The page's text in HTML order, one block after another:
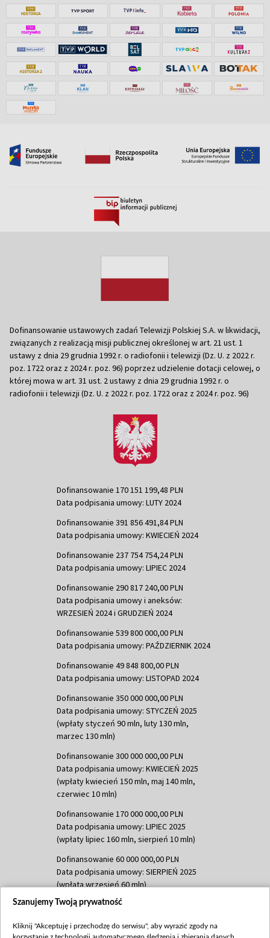
Dofinansowanie ustawowych zadań Telewizji Polskiej S.A. w likwidacji,
związanych z realizacją misji publicznej określonej w art. 21 ust. 1
ustawy z dnia 29 grudnia 1992 r. o radiofonii i telewizji (Dz. U. z 2022 r.
poz. 1722 oraz z 2024 r. poz. 96) poprzez udzielenie dotacji celowej, o
której mowa w art. 31 ust. 2 ustawy z dnia 29 grudnia 1992 r. o
radiofonii i telewizji (Dz. U. z 2022 r. poz. 1722 oraz z 2024 r. poz. 96)
Dofinansowanie 170 151 199,48 PLN
Data podpisania umowy: LUTY 2024
Dofinansowanie 391 856 491,84 PLN
Data podpisania umowy: KWIECIEŃ 2024
Dofinansowanie 237 754 754,24 PLN
Data podpisania umowy: LIPIEC 2024
Dofinansowanie 290 817 240,00 PLN
Data podpisania umowy i aneksów:
WRZESIEŃ 2024 i GRUDZIEŃ 2024
Dofinansowanie 539 800 000,00 PLN
Data podpisania umowy: PAŹDZIERNIK 2024
Dofinansowanie 49 848 800,00 PLN
Data podpisania umowy: LISTOPAD 2024
Dofinansowanie 350 000 000,00 PLN
Data podpisania umowy: STYCZEŃ 2025
(wpłaty styczeń 90 mln, luty 130 mln,
marzec 130 mln)
Dofinansowanie 300 000 000,00 PLN
Data podpisania umowy: KWIECIEŃ 2025
(wpłaty kwiecień 150 mln, maj 140 mln,
czerwiec 10 mln)
Dofinansowanie 170 000 000,00 PLN
Data podpisania umowy: LIPIEC 2025
(wpłaty lipiec 160 mln, sierpień 10 mln)
Dofinansowanie 60 000 000,00 PLN
Data podpisania umowy: SIERPIEŃ 2025
(wpłata wrzesień 60 mln)
Dofinansowanie 635 783 051,21 PLN
(wpłata wrzesień 100 mln, październik 350
Szanujemy Twoją prywatność
Kliknij "Akceptuję i przechodzę do serwisu", aby wyrazić zgody na